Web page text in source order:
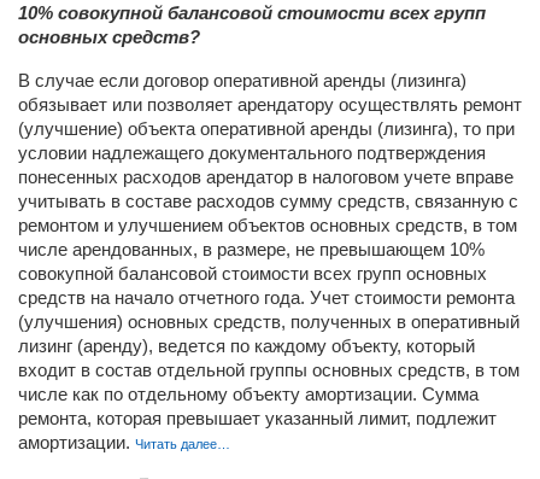
10% совокупной балансовой стоимости всех групп
основных средств?
В случае если договор оперативной аренды (лизинга)
обязывает или позволяет арендатору осуществлять ремонт
(улучшение) объекта оперативной аренды (лизинга), то при
условии надлежащего документального подтверждения
понесенных расходов арендатор в налоговом учете вправе
учитывать в составе расходов сумму средств, связанную с
ремонтом и улучшением объектов основных средств, в том
числе арендованных, в размере, не превышающем 10%
совокупной балансовой стоимости всех групп основных
средств на начало отчетного года. Учет стоимости ремонта
(улучшения) основных средств, полученных в оперативный
лизинг (аренду), ведется по каждому объекту, который
входит в состав отдельной группы основных средств, в том
числе как по отдельному объекту амортизации. Сумма
ремонта, которая превышает указанный лимит, подлежит
амортизации. Читать далее…